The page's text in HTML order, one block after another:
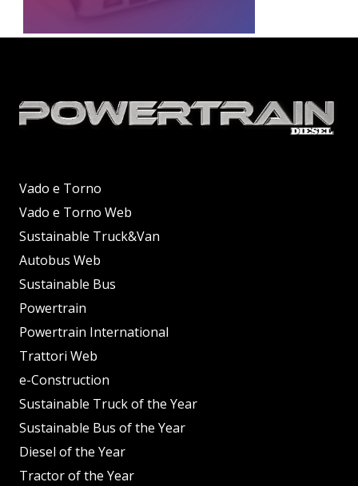
Vado e Torno
Vado e Torno Web
Sustainable Truck&Van
Autobus Web
Sustainable Bus
Powertrain
Powertrain International
Trattori Web
e-Construction
Sustainable Truck of the Year
Sustainable Bus of the Year
Diesel of the Year
Tractor of the Year